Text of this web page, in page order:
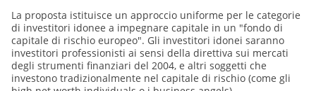
La proposta istituisce un approccio uniforme per le categorie
di investitori idonee a impegnare capitale in un "fondo di
capitale di rischio europeo". Gli investitori idonei saranno
investitori professionisti ai sensi della direttiva sui mercati
degli strumenti finanziari del 2004, e altri soggetti che
investono tradizionalmente nel capitale di rischio (come gli